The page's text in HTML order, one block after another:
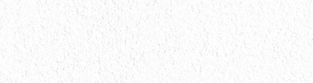
会社情報とサイトマップ
会社情報